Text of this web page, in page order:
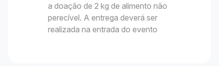
a doação de 2 kg de alimento não
perecível. A entrega deverá ser
realizada na entrada do evento